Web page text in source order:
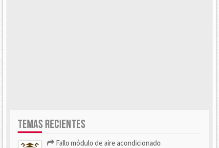
TEMAS RECIENTES
Fallo módulo de aire acondicionado